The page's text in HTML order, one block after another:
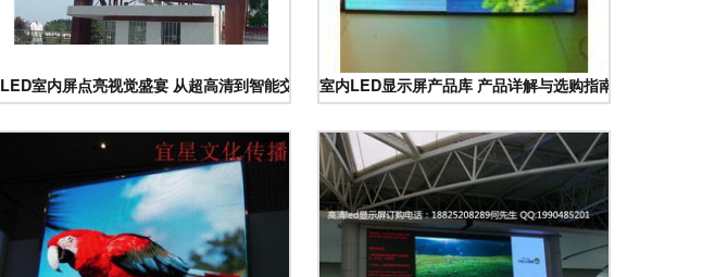
LED室内屏点亮视觉盛宴 从超高清到智能交互的电子革命室内LED显示屏产品库 产品详解与选购指南